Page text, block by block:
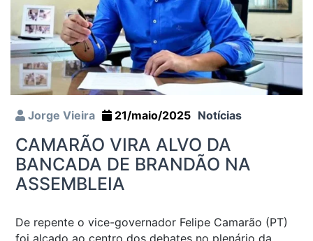
Jorge Vieira 21/maio/2025 Notícias
CAMARÃO VIRA ALVO DA
BANCADA DE BRANDÃO NA
ASSEMBLEIA
De repente o vice-governador Felipe Camarão (PT)
foi alçado ao centro dos debates no plenário da